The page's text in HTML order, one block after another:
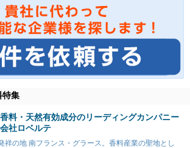
特集
料・天然有効成分のリーディングカンパニー
社ロベルテ
祥の地 南フランス・グラース。香料産業の聖地とし